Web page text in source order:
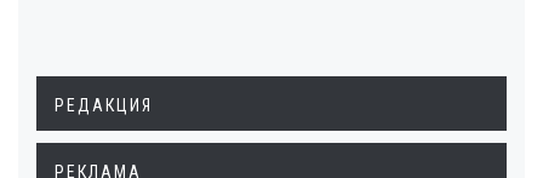
РЕДАКЦИЯ
РЕКЛАМА